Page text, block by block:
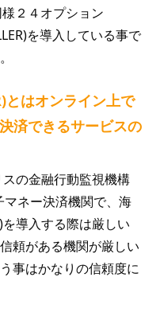
２４オプション
を導入している事で
とはオンライン上で
済できるサービスの
スの金融行動監視機構
マネー決済機関で、海
を導入する際は厳しい
頼がある機関が厳しい
事はかなりの信頼度に